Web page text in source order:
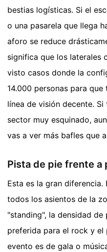
bestias logísticas. Si el
o una pasarela que llega
aforo se reduce
significa que los laterales
visto casos donde la
14.000 personas para
línea de visión decente.
sector muy esquinado,
vas a ver más bafles que
Pista de pie frente a
Esta es la gran
todos los asientos de la
"standing", la densidad de
preferida para el rock y el
evento es de gala o